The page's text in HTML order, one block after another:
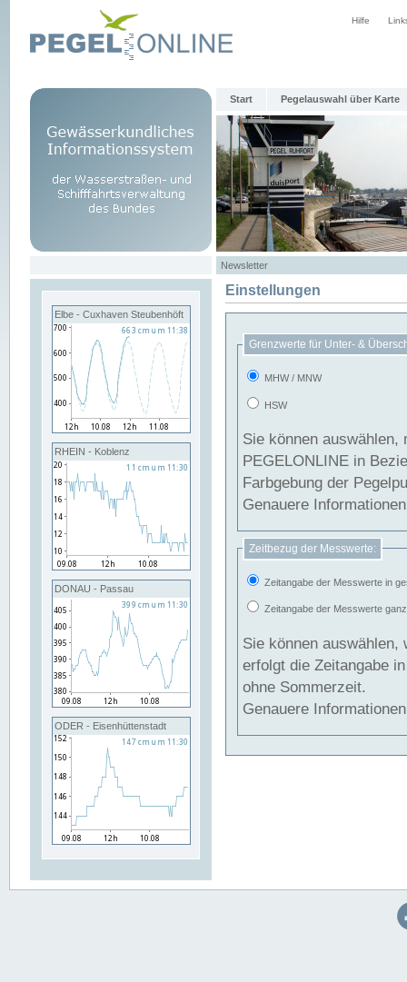
Hilfe
Start Pegelauswahl über Karte
Newsletter
Elbe - Cuxhaven Steubenhöft
RHEIN - Koblenz
DONAU - Passau
ODER - Eisenhüttenstadt
Einstellungen
Grenzwerte für Unter- &
MHW / MNW
HSW
Sie können
PEGELONLINE in Beziehung
Farbgebung der
Genauere
Zeitbezug der Messwerte:
Zeitangabe der Messwerte in
Zeitangabe der Messwerte
Sie können auswählen,
erfolgt die Zeitangabe
ohne Sommerzeit.
Genauere